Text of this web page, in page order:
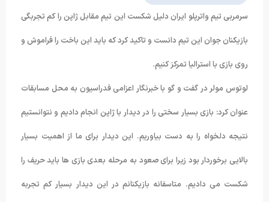
سرمربی تیم واترپلو ایران دلیل شکست این تیم مقابل ژاپن را کم تجربگی
بازیکنان جوان این تیم دانست و تاکید کرد که باید این باخت را فراموش و
روی بازی با استرالیا تمرکز کنیم.
لوتوس مولر در گفت و گو با خبرنگار اعزامی فدراسیون به محل مسابقات
عنوان کرد: بازی بسیار سختی را در دیدار با ژاپن انجام دادیم و نتوانستیم
نتیجه دلخواه را به دست بیاوریم. این دیدار برای ما از اهمیت بسیار
بالایی برخوردار بود زیرا برای صعود به مرحله بعدی بازی ها باید حریف را
شکست می دادیم. متاسفانه بازیکنانم در این دیدار بسیار کم تجربه